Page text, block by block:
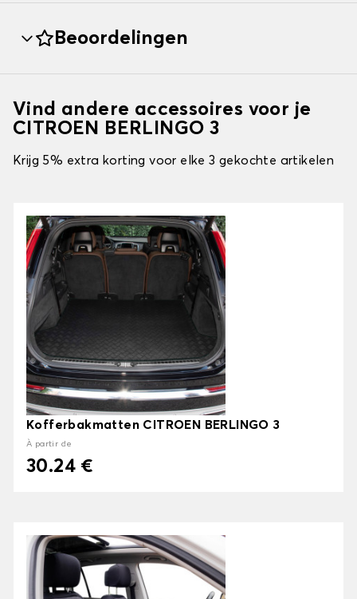
Beoordelingen
Vind andere accessoires voor je
CITROEN BERLINGO 3
Krijg 5% extra korting voor elke 3 gekochte artikelen
Kofferbakmatten CITROEN BERLINGO 3
À partir de
30.24 €